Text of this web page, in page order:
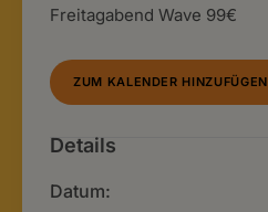
Freitagabend Wave 99€
ZUM KALENDER HINZUFÜGEN
Details
Datum: